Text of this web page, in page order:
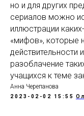
но и для других
сериалов можно
иллюстрации
«мифов», которые
действительности
разоблачение
учащихся к теме
Анна Черепанова
2023-02-02 15:55